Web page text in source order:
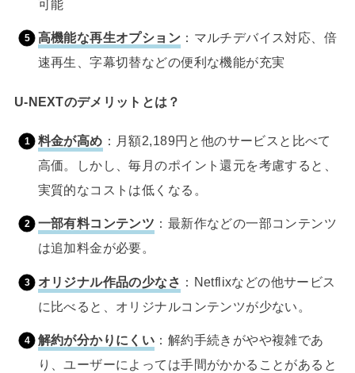
可能
高機能な再生オプション ：マルチデバイス対応、倍
速再生、字幕切替などの便利な機能が充実
U-NEXTのデメリットとは？
料金が高め ：月額2,189円と他のサービスと比べて
高価。しかし、毎月のポイント還元を考慮すると、
実質的なコストは低くなる。
一部有料コンテンツ ：最新作などの一部コンテンツ
は追加料金が必要。
オリジナル作品の少なさ ：Netflixなどの他サービス
に比べると、オリジナルコンテンツが少ない。
解約が分かりにくい ：解約手続きがやや複雑であ
り、ユーザーによっては手間がかかることがあると